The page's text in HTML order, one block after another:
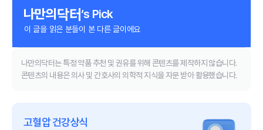
‘s Pick
이 글을 읽은 분들이 본 다른 글이에요
나만의닥터는 특정 약품 추천 및 권유를 위해 콘텐츠를 제작하지 않습니다.
콘텐츠의 내용은 의사 및 간호사의 의학적 지식을 자문 받아 활용했습니다.
고혈압 건강상식